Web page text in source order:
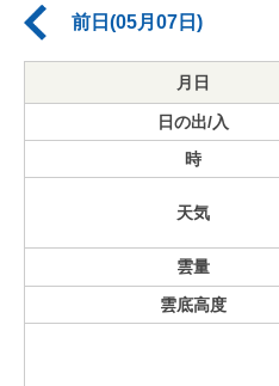
前日(05月07日)
月日
日の出/入
時
天気
雲量
雲底高度